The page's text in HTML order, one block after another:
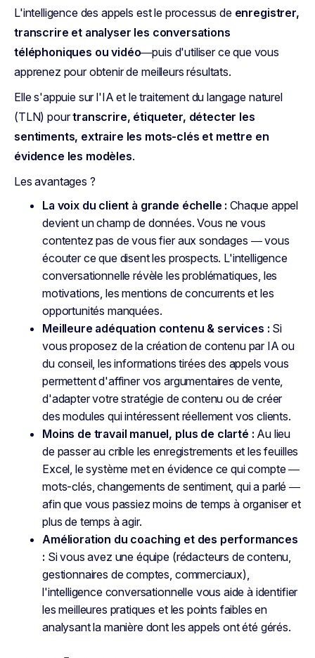
L'intelligence des appels est le processus de enregistrer,
transcrire et analyser les conversations
téléphoniques ou vidéo—puis d'utiliser ce que vous
apprenez pour obtenir de meilleurs résultats.
Elle s'appuie sur l'IA et le traitement du langage naturel
(TLN) pourtranscrire, étiqueter, détecter les
sentiments, extraire les mots-clés et mettre en
évidence les modèles.
Les avantages ?
La voix du client à grande échelle : Chaque appel
devient un champ de données. Vous ne vous
contentez pas de vous fier aux sondages — vous
écouterce que disent les prospects. L'intelligence
conversationnelle révèle les problématiques, les
motivations, les mentions de concurrents et les
opportunités manquées.
Meilleure adéquation contenu & services : Si
vous proposez de la création de contenu par IA ou
du conseil, les informations tirées des appels vous
permettent d'affiner vos argumentaires de vente,
d'adapter votre stratégie de contenu ou de créer
des modules qui intéressent réellement vos clients.
Moins de travail manuel, plus de clarté : Au lieu
de passer au crible les enregistrements et les feuilles
Excel, le système met en évidence ce qui compte —
mots-clés, changements de sentiment, qui a parlé —
afin que vous passiez moins de temps à organiser et
plus de temps à agir.
Amélioration du coaching et des performances
: Si vous avez une équipe (rédacteurs de contenu,
gestionnaires de comptes, commerciaux),
l'intelligence conversationnelle vous aide à identifier
les meilleures pratiques et les points faibles en
analysant la manière dont les appels ont été gérés.